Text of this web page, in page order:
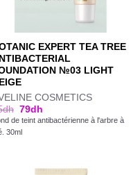
EXPERT TEA TREE
№03 LIGHT
COSMETICS
dh 79dh
de teint antibactérienne à l'arbre à
30ml